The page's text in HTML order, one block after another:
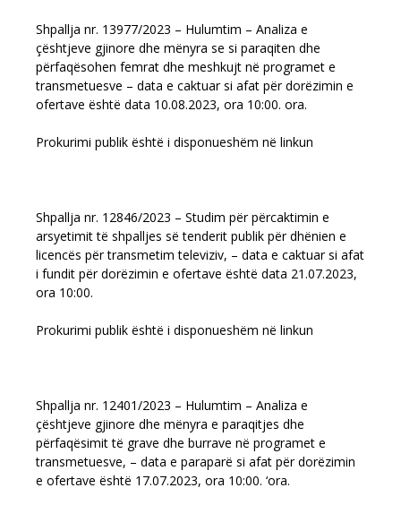
Shpallja nr. 13977/2023 – Hulumtim – Analiza e
çështjeve gjinore dhe mënyra se si paraqiten dhe
përfaqësohen femrat dhe meshkujt në programet e
transmetuesve – data e caktuar si afat për dorëzimin e
ofertave është data 10.08.2023, ora 10:00. ora.
Prokurimi publik është i disponueshëm në linkun
Shpallja nr. 12846/2023 – Studim për përcaktimin e
arsyetimit të shpalljes së tenderit publik për dhënien e
licencës për transmetim televiziv, – data e caktuar si afat
i fundit për dorëzimin e ofertave është data 21.07.2023,
ora 10:00.
Prokurimi publik është i disponueshëm në linkun
Shpallja nr. 12401/2023 – Hulumtim – Analiza e
çështjeve gjinore dhe mënyra e paraqitjes dhe
përfaqësimit të grave dhe burrave në programet e
transmetuesve, – data e paraparë si afat për dorëzimin
e ofertave është 17.07.2023, ora 10:00. ‘ora.